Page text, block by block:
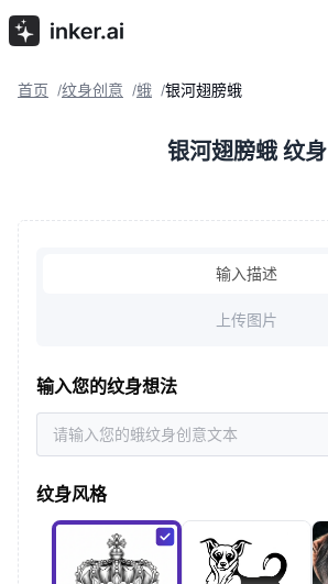
首页 /纹身创意 /蛾 /银河翅膀蛾
银河翅膀蛾 纹身
输入描述
上传图片
输入您的纹身想法
纹身风格